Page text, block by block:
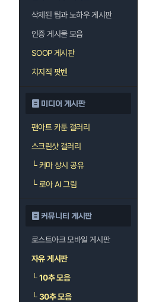
삭제된 팁과 노하우 게시판
인증 게시물 모음
SOOP 게시판
치지직 팟벤
미디어 게시판
팬아트 카툰 갤러리
스크린샷 갤러리
└커마 상시 공유
└로아 AI 그림
커뮤니티 게시판
로스트아크 모바일 게시판
자유 게시판
└10추 모음
└30추 모음